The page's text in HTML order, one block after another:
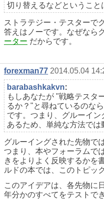
切り替えるなどということ
ストラテジー・テスターで
答えはノーです。なぜなら
ーター だからです。
forexman77 2014.05.04
barabashkakvn:
もしあなたが "戦略テスタ
るか？"と尋ねているのな
です。つまり、グルーイン
あるため、単純な方法では
グルーイングされた先物で
つまり、本やフォーラムで
きをよりよく反映するかを
ルドの本では、このトピッ
このアイデアは、各先物に
年分かのすべてをテストで